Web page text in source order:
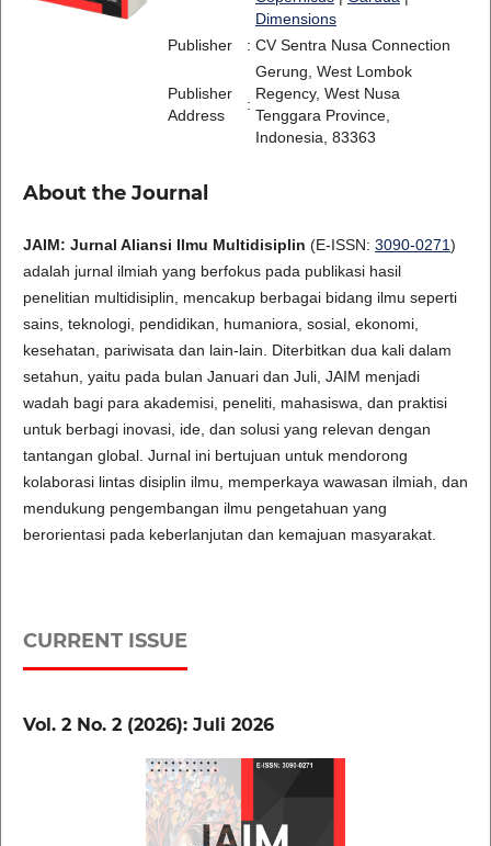
Dimensions
Publisher
: CV Sentra Nusa Connection
Publisher
Address
:
Gerung, West Lombok
Regency, West Nusa
Tenggara Province,
Indonesia, 83363
About the Journal
JAIM: Jurnal Aliansi Ilmu Multidisiplin (E-ISSN: 3090-0271)
adalah jurnal ilmiah yang berfokus pada publikasi hasil
penelitian multidisiplin, mencakup berbagai bidang ilmu seperti
sains, teknologi, pendidikan, humaniora, sosial, ekonomi,
kesehatan, pariwisata dan lain-lain. Diterbitkan dua kali dalam
setahun, yaitu pada bulan Januari dan Juli, JAIM menjadi
wadah bagi para akademisi, peneliti, mahasiswa, dan praktisi
untuk berbagi inovasi, ide, dan solusi yang relevan dengan
tantangan global. Jurnal ini bertujuan untuk mendorong
kolaborasi lintas disiplin ilmu, memperkaya wawasan ilmiah, dan
mendukung pengembangan ilmu pengetahuan yang
berorientasi pada keberlanjutan dan kemajuan masyarakat.
CURRENT ISSUE
Vol. 2 No. 2 (2026): Juli 2026